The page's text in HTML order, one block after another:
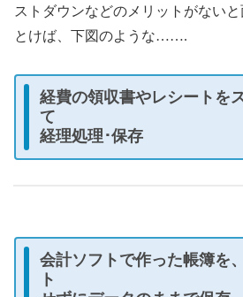
ストダウンなどのメリットがない
とけば、下図のような…….
経費の領収書やレシートを
て
経理処理･保存
会計ソフトで作った帳簿を
ト